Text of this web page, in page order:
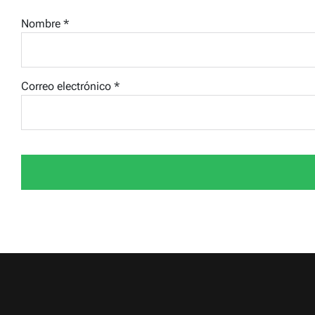
Nombre *
Correo electrónico *